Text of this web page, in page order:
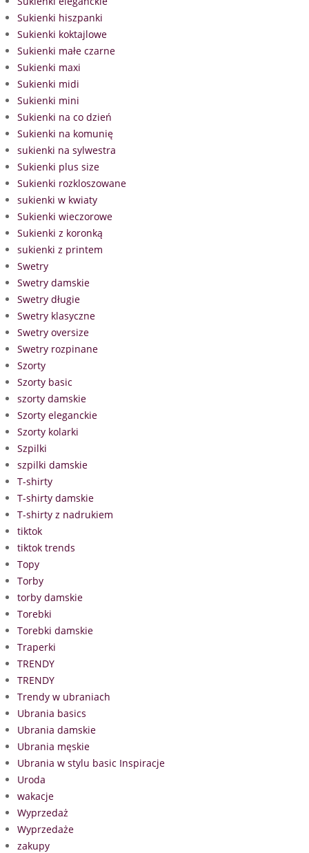
Sukienki hiszpanki
Sukienki koktajlowe
Sukienki małe czarne
Sukienki maxi
Sukienki midi
Sukienki mini
Sukienki na co dzień
Sukienki na komunię
sukienki na sylwestra
Sukienki plus size
Sukienki rozkloszowane
sukienki w kwiaty
Sukienki wieczorowe
Sukienki z koronką
sukienki z printem
Swetry
Swetry damskie
Swetry długie
Swetry klasyczne
Swetry oversize
Swetry rozpinane
Szorty
Szorty basic
szorty damskie
Szorty eleganckie
Szorty kolarki
Szpilki
szpilki damskie
T-shirty
T-shirty damskie
T-shirty z nadrukiem
tiktok
tiktok trends
Topy
Torby
torby damskie
Torebki
Torebki damskie
Traperki
TRENDY
TRENDY
Trendy w ubraniach
Ubrania basics
Ubrania damskie
Ubrania męskie
Ubrania w stylu basic Inspiracje
Uroda
wakacje
Wyprzedaż
Wyprzedaże
zakupy